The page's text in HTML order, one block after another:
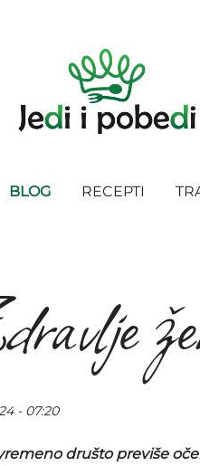
BLOG RECEPTI
- 07:20
društo previše